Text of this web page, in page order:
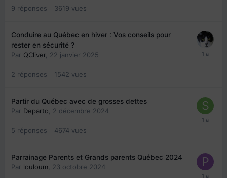
9 réponses 3619 vues
Conduire au Québec en hiver : Vos conseils pour
rester en sécurité ?
Par QCliver, 22 janvier 2025
2 réponses 1542 vues
Partir du Québec avec de grosses dettes
Par Departo 2 décembre 2024
5 réponses 4674 vues
Parrainage Parents et Grands parents Québec 2024
Par louloum 23 octobre 2024